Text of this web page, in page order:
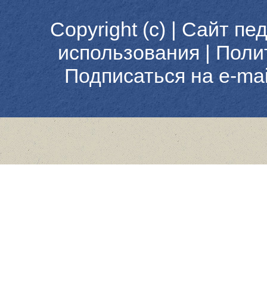
Copyright (c) | Сайт
использования |
Подписаться на e-